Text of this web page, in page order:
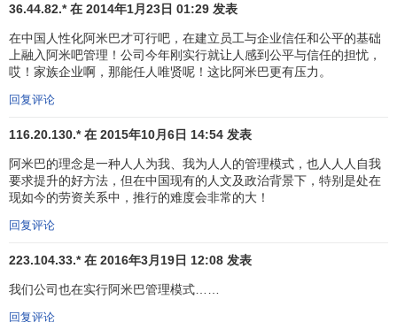
指的是工厂、车间中形成的最小基层组织，也就是最小的工
作单位，一个部门、一条生产线、一个班组甚至到每个员
工。每人都从属于自己的阿米巴小组，每个阿米巴小组平均
由十二三人组成，根据工作内容 分配的不同，有的小组有50
人左右，而有的只有两三个人。每个阿米巴都是一个独立的
的同意，但是经营计划、实绩管理、劳务管理等所有经营上
的事情都由他们自行运作。每个阿米巴都集生产、会计、经
营于一体，再加上各个阿米巴小组之间能够随意 分拆与组
贺工厂的厂长)联合推出了“单位时间核算制度”方案。1965
年，京瓷公司在正式导入“阿米巴经营”时，“单位时间核算制
度”作为衡量
36.44.82.* 在 2014年1月23日 01:29 发表
在中国人性化阿米巴才可行吧，在建立员工与企业信任和公平的基础
上融入阿米吧管理！公司今年刚实行就让人感到公平与信任的担忧，
哎！家族企业啊，那能任人唯贤呢！这比阿米巴更有压力。
回复评论
116.20.130.* 在 2015年10月6日 14:54 发表
阿米巴的理念是一种人人为我、我为人人的管理模式，也人人人自我
要求提升的好方法，但在中国现有的人文及政治背景下，特别是处在
现如今的劳资关系中，推行的难度会非常的大！
回复评论
223.104.33.* 在 2016年3月19日 12:08 发表
我们公司也在实行阿米巴管理模式……
回复评论